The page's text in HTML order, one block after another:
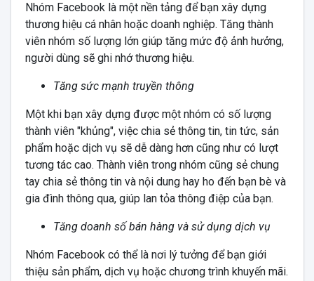
Nhóm Facebook là một nền tảng để bạn xây dựng
thương hiệu cá nhân hoặc doanh nghiệp. Tăng thành
viên nhóm số lượng lớn giúp tăng mức độ ảnh hưởng,
người dùng sẽ ghi nhớ thương hiệu.
Tăng sức mạnh truyền thông
Một khi bạn xây dựng được một nhóm có số lượng
thành viên "khủng", việc chia sẻ thông tin, tin tức, sản
phẩm hoặc dịch vụ sẽ dễ dàng hơn cũng như có lượt
tương tác cao. Thành viên trong nhóm cũng sẻ chung
tay chia sẻ thông tin và nội dung hay ho đến bạn bè và
gia đình thông qua, giúp lan tỏa thông điệp của bạn.
Tăng doanh số bán hàng và sử dụng dịch vụ
Nhóm Facebook có thể là nơi lý tưởng để bạn giới
thiệu sản phẩm, dịch vụ hoặc chương trình khuyến mãi.